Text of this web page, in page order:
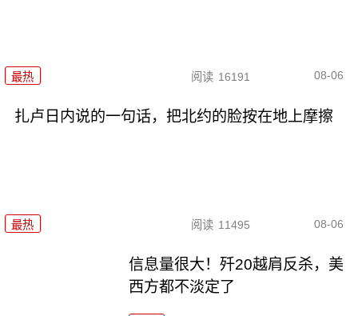
最热 阅读 16191 08-06
扎卢日内说的一句话，把北约的脸按在地上摩擦
最热 阅读 11495 08-06
信息量很大！歼20越肩反杀，美
西方都不淡定了